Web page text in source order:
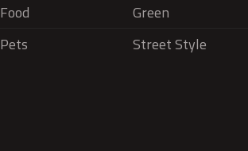
Food
Green
Pets
Street Style